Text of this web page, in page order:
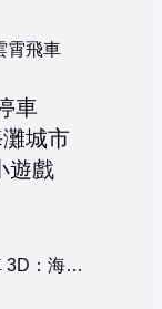
霄飛車
狂野停車 3D：海灘城市 2